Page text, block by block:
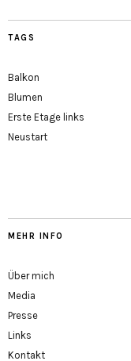
TAGS
Balkon
Blumen
Erste Etage links
Neustart
MEHR INFO
Über mich
Media
Presse
Links
Kontakt